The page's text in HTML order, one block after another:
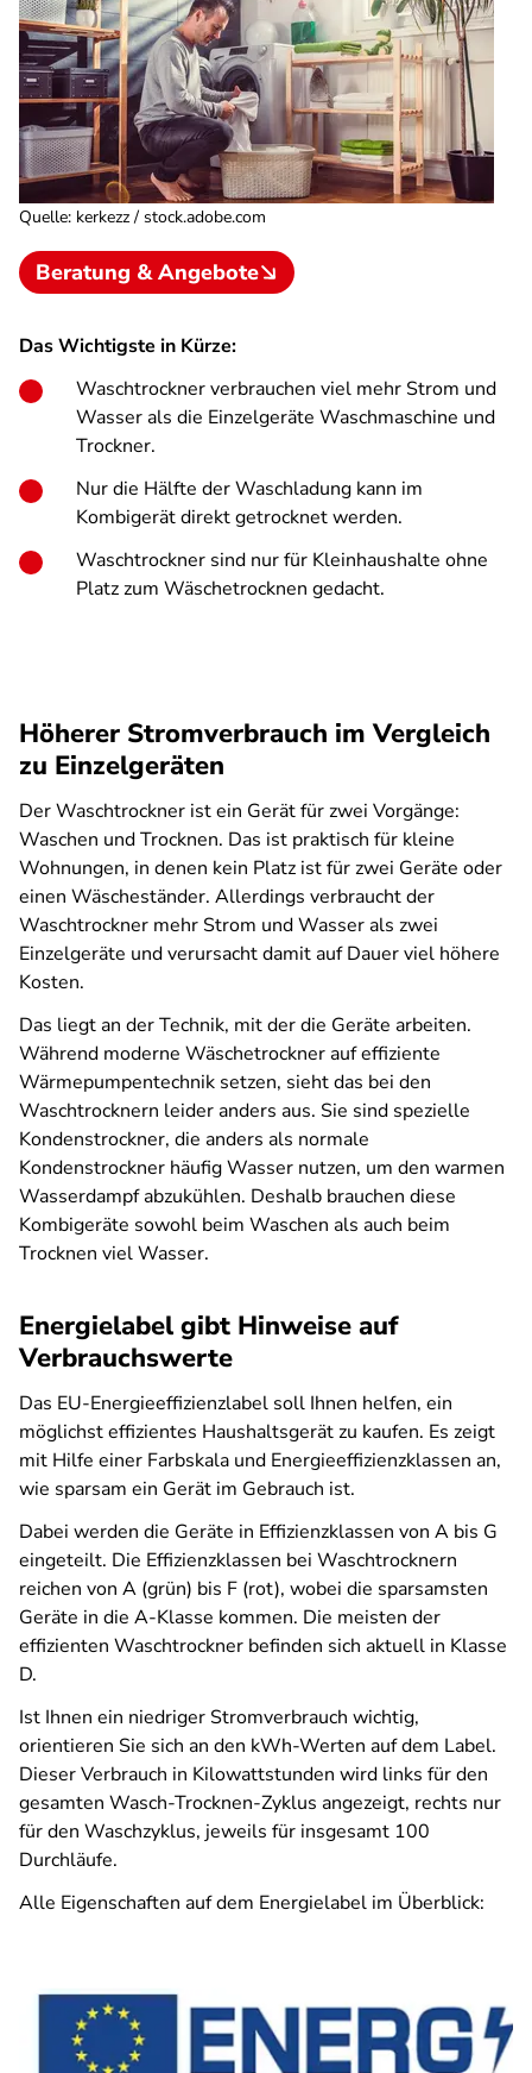
Quelle: kerkezz / stock.adobe.com
Beratung & Angebote
Das Wichtigste in Kürze:
Waschtrockner verbrauchen viel mehr Strom und
Wasser als die Einzelgeräte Waschmaschine und
Trockner.
Nur die Hälfte der Waschladung kann im
Kombigerät direkt getrocknet werden.
Waschtrockner sind nur für Kleinhaushalte ohne
Platz zum Wäschetrocknen gedacht.
Höherer Stromverbrauch im Vergleich
zu Einzelgeräten
Der Waschtrockner ist ein Gerät für zwei Vorgänge:
Waschen und Trocknen. Das ist praktisch für kleine
Wohnungen, in denen kein Platz ist für zwei Geräte oder
einen Wäscheständer. Allerdings verbraucht der
Waschtrockner mehr Strom und Wasser als zwei
Einzelgeräte und verursacht damit auf Dauer viel höhere
Kosten.
Das liegt an der Technik, mit der die Geräte arbeiten.
Während moderne Wäschetrockner auf effiziente
Wärmepumpentechnik setzen, sieht das bei den
Waschtrocknern leider anders aus. Sie sind spezielle
Kondenstrockner, die anders als normale
Kondenstrockner häufig Wasser nutzen, um den warmen
Wasserdampf abzukühlen. Deshalb brauchen diese
Kombigeräte sowohl beim Waschen als auch beim
Trocknen viel Wasser.
Energielabel gibt Hinweise auf
Verbrauchswerte
Das EU-Energieeffizienzlabel soll Ihnen helfen, ein
möglichst effizientes Haushaltsgerät zu kaufen. Es zeigt
mit Hilfe einer Farbskala und Energieeffizienzklassen an,
wie sparsam ein Gerät im Gebrauch ist.
Dabei werden die Geräte in Effizienzklassen von A bis G
eingeteilt. Die Effizienzklassen bei Waschtrocknern
reichen von A (grün) bis F (rot), wobei die sparsamsten
Geräte in die A-Klasse kommen. Die meisten der
effizienten Waschtrockner befinden sich aktuell in Klasse
D.
Ist Ihnen ein niedriger Stromverbrauch wichtig,
orientieren Sie sich an den kWh-Werten auf dem Label.
Dieser Verbrauch in Kilowattstunden wird links für den
gesamten Wasch-Trocknen-Zyklus angezeigt, rechts nur
für den Waschzyklus, jeweils für insgesamt 100
Durchläufe.
Alle Eigenschaften auf dem Energielabel im Überblick: